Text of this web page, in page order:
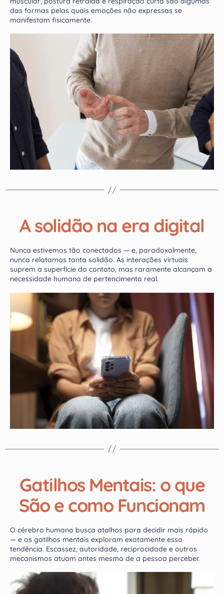
das formas pelas quais emoções não expressas se
manifestam fisicamente.
A solidão na era digital
Nunca estivemos tão conectados — e, paradoxalmente,
nunca relatamos tanta solidão. As interações virtuais
suprem a superfície do contato, mas raramente alcançam a
necessidade humana de pertencimento real.
Gatilhos Mentais: o que
São e como Funcionam
O cérebro humano busca atalhos para decidir mais rápido
— e os gatilhos mentais exploram exatamente essa
tendência. Escassez, autoridade, reciprocidade e outros
mecanismos atuam antes mesmo de a pessoa perceber.